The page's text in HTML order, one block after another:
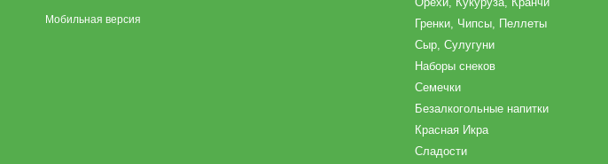
Мобильная версия
Гренки, Чипсы, Пеллеты
Сыр, Сулугуни
Наборы снеков
Семечки
Безалкогольные напитки
Красная Икра
Сладости